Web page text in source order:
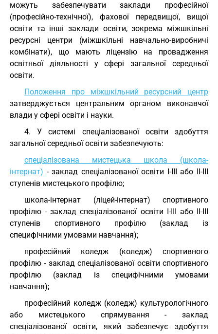
можуть забезпечувати заклади професійної
(професійно-технічної), фахової передвищої, вищої
освіти та інші заклади освіти, зокрема міжшкільні
ресурсні центри (міжшкільні навчально-виробничі
комбінати), що мають ліцензію на провадження
освітньої діяльності у сфері загальної середньої
освіти.
Положення про міжшкільний ресурсний центр
затверджується центральним органом виконавчої
влади у сфері освіти і науки.
4. У системі спеціалізованої освіти здобуття
загальної середньої освіти забезпечують:
спеціалізована мистецька школа (школа-
інтернат) - заклад спеціалізованої освіти I-III або II-III
ступенів мистецького профілю;
школа-інтернат (ліцей-інтернат) спортивного
профілю - заклад спеціалізованої освіти I-III або II-III
ступенів спортивного профілю (заклад із
специфічними умовами навчання);
професійний коледж (коледж) спортивного
профілю - заклад спеціалізованої освіти спортивного
профілю (заклад із специфічними умовами
навчання);
професійний коледж (коледж) культурологічного
або мистецького спрямування - заклад
спеціалізованої освіти, який забезпечує здобуття